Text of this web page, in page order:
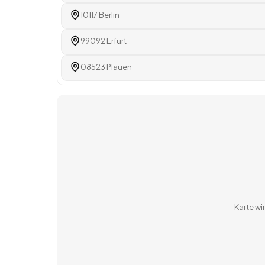
10117 Berlin
99092 Erfurt
08523 Plauen
Karte